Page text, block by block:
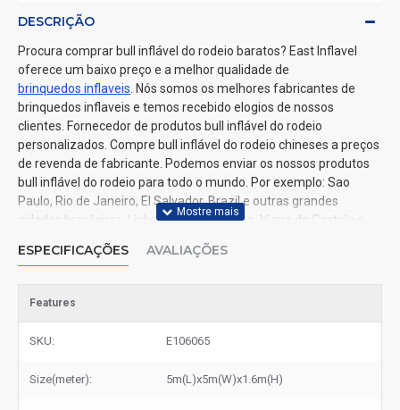
DESCRIÇÃO
Procura comprar bull inflável do rodeio baratos? East Inflavel
oferece um baixo preço e a melhor qualidade de
brinquedos inflaveis . Nós somos os melhores fabricantes de
brinquedos inflaveis e temos recebido elogios de nossos
clientes. Fornecedor de produtos bull inflável do rodeio
personalizados. Compre bull inflável do rodeio chineses a preços
de revenda de fabricante. Podemos enviar os nossos produtos
bull inflável do rodeio para todo o mundo. Por exemplo: Sao
Paulo, Rio de Janeiro, El Salvador, Brazil e outras grandes
cidades brasileiras, Lisboa, Porto, Coimbra, Viana do Castelo e
ESPECIFICAÇÕES AVALIAÇÕES
Features
SKU: E106065
Size(meter): 5m(L)x5m(W)x1.6m(H)